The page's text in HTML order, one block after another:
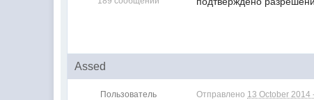
Assed
Пользователь Отправлено 13 October 2014